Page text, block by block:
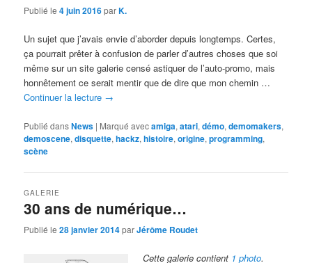
Publié le4 juin 2016parK.
Un sujet que j’avais envie d’aborder depuis longtemps. Certes,
ça pourrait prêter à confusion de parler d’autres choses que soi
même sur un site galerie censé astiquer de l’auto-promo, mais
honnêtement ce serait mentir que de dire que mon chemin …
Continuer la lecture →
Publié dansNews | Marqué avecamiga,atari,démo,demomakers,
demoscene,disquette,hackz,histoire,origine,programming,
scène
30 ans de numérique…
GALERIE
Publié le28 janvier 2014parJérôme Roudet
Cette galerie contient 1 photo.